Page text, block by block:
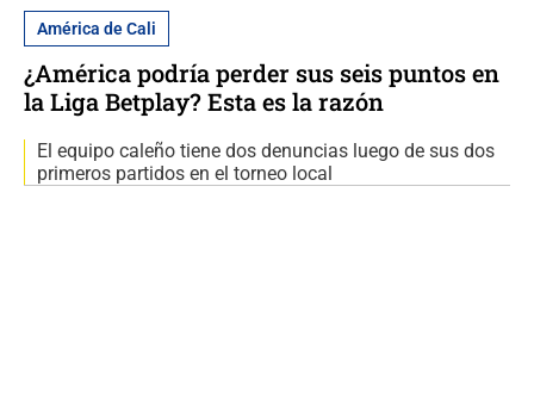
América de Cali
¿América podría perder sus seis puntos en
la Liga Betplay? Esta es la razón
El equipo caleño tiene dos denuncias luego de sus dos
primeros partidos en el torneo local